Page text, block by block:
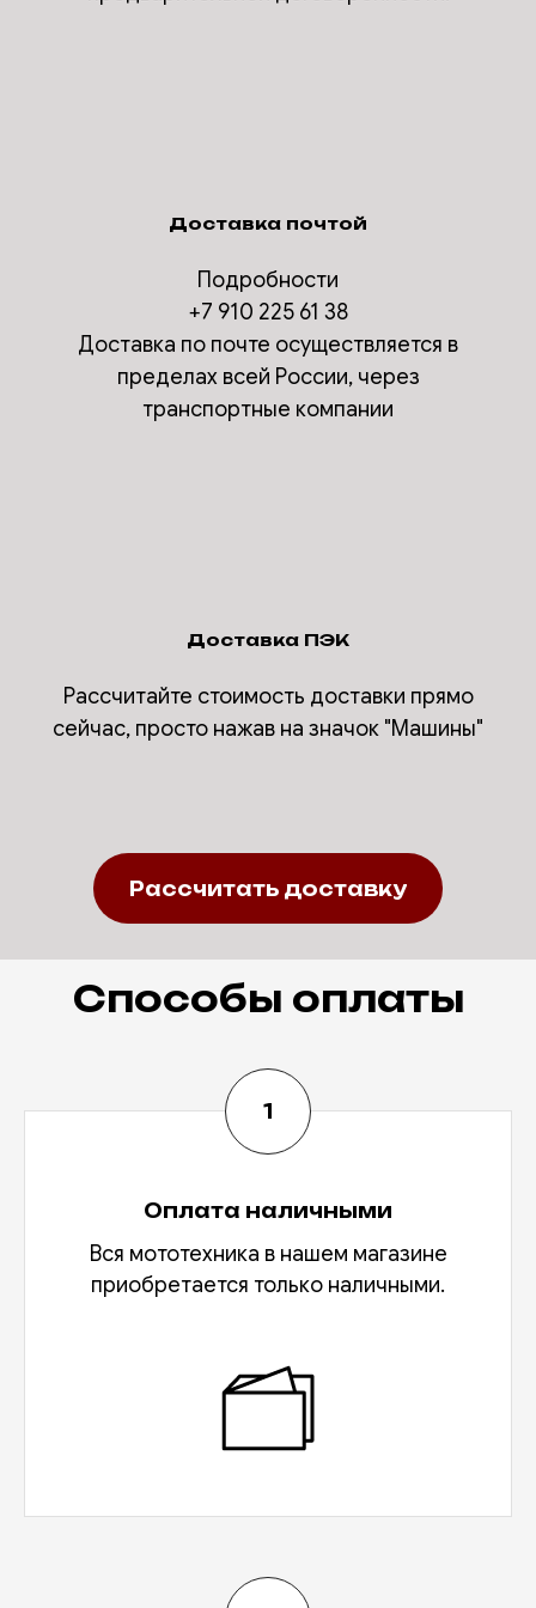
Доставка почтой
Подробности
+7 910 225 61 38
Доставка по почте осуществляется в
пределах всей России, через
транспортные компании
Доставка ПЭК
Рассчитайте стоимость доставки прямо
сейчас, просто нажав на значок "Машины"
Рассчитать доставку
Способы оплаты
Оплата наличными
Вся мототехника в нашем магазине
приобретается только наличными.